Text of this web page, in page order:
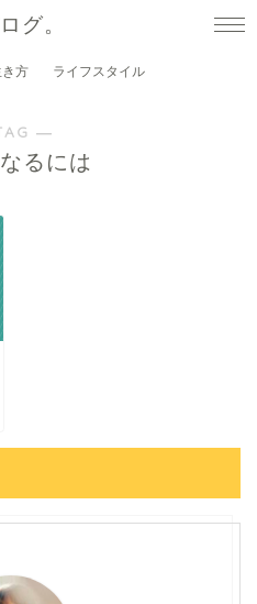
グ。
方 ライフスタイル
―
るには